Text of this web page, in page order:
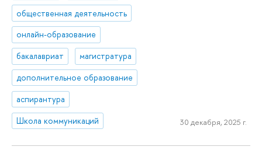
общественная деятельность
онлайн-образование
бакалавриат
магистратура
дополнительное образование
аспирантура
Школа коммуникаций
30 декабря, 2025 г.